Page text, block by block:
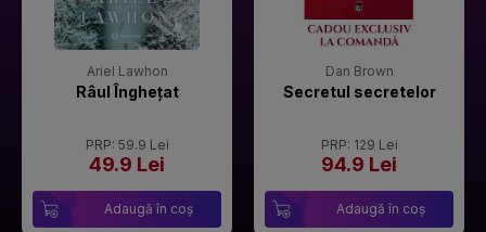
Ariel Lawhon
Râul Înghețat
PRP: 59.9 Lei
49.9 Lei
Adaugă în coș
Dan Brown
Secretul secretelor
PRP: 129 Lei
94.9 Lei
Adaugă în coș